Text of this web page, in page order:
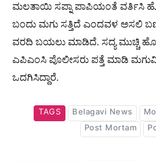
ಮಲತಾಯಿ ಸಪ್ನಾ ಪಾಪಿಯಂತೆ ವರ್ತಿಸಿ
ಬಂದು ಮಗು ಸತ್ತಿದೆ ಎಂದವಳ ಅಸಲಿ
ವರದಿ ಬಯಲು ಮಾಡಿದೆ. ಸದ್ಯ ಮುಚ್ಚಿ
ಎಪಿಎಂಸಿ ಪೊಲೀಸರು ಪತ್ತೆ ಮಾಡಿ
ಒದಗಿಸಿದ್ದಾರೆ.
TAGS Belagavi News
Post Mortam